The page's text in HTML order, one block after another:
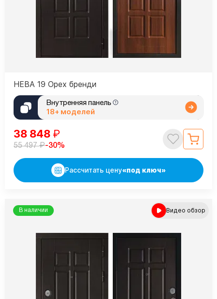
НЕВА 19 Орех бренди
Внутренняя панель
18+ моделей
38 848 ₽
55 497₽-30%
Рассчитать цену«под ключ»
В наличии Видео обзор